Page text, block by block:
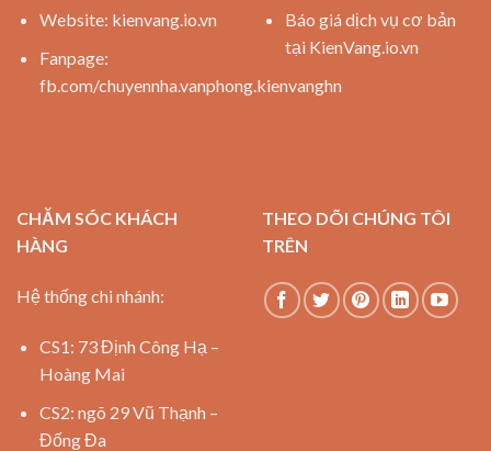
Website: kienvang.io.vn
Fanpage:
fb.com/chuyennha.vanphong.kienvanghn
Báo giá dịch vụ cơ bản
tại KienVang.io.vn
CHĂM SÓC KHÁCH
HÀNG
Hệ thống chi nhánh:
CS1: 73 Định Công Hạ –
Hoàng Mai
CS2: ngõ 29 Vũ Thạnh –
Đống Đa
THEO DÕI CHÚNG TÔI
TRÊN